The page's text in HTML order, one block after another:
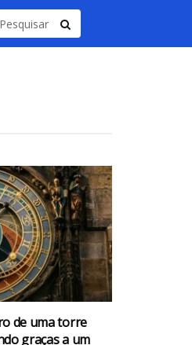
de uma torre
graças a um